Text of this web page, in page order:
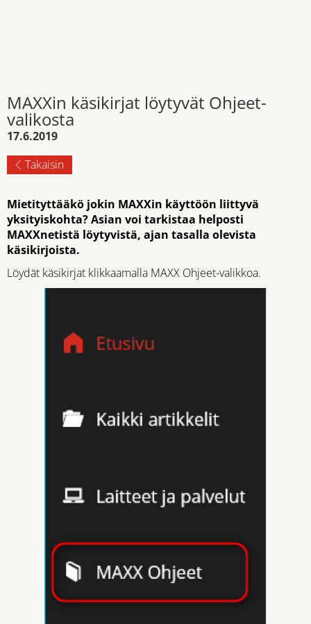
MAXXin käsikirjat löytyvät Ohjeet-
valikosta
17.6.2019
Takaisin
Mietityttääkö jokin MAXXin käyttöön liittyvä
yksityiskohta? Asian voi tarkistaa helposti
MAXXnetistä löytyvistä, ajan tasalla olevista
käsikirjoista.
Löydät käsikirjat klikkaamalla MAXX Ohjeet-valikkoa.